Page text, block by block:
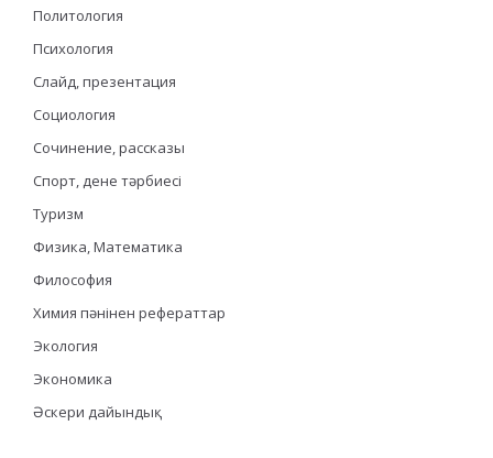
Политология
Психология
Слайд, презентация
Социология
Сочинение, рассказы
Спорт, дене тәрбиесі
Туризм
Физика, Математика
Философия
Химия пәнінен рефераттар
Экология
Экономика
Әскери дайындық